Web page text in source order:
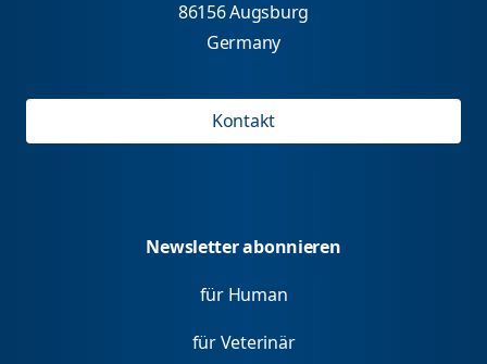
86156 Augsburg
Germany
Kontakt
Newsletter abonnieren
für Human
für Veterinär